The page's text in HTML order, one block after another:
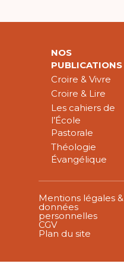
NOS
PUBLICATIONS
Croire & Vivre
Croire & Lire
Les cahiers de
l’École
Pastorale
Théologie
Évangélique
Mentions légales &
données
personnelles
CGV
Plan du site